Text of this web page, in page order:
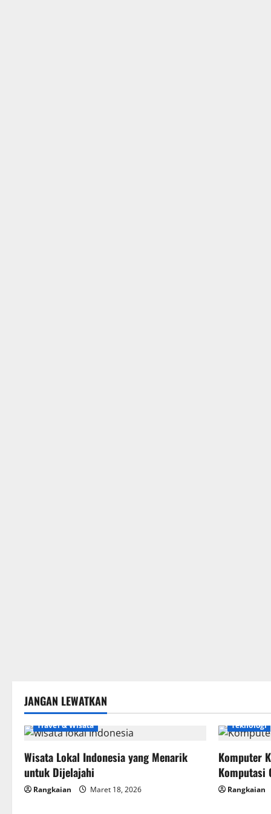
JANGAN LEWATKAN
Travel & Wisata
Wisata Lokal Indonesia yang Menarik
untuk Dijelajahi
Rangkaian Maret 18, 2026
Teknologi
Komputer
Komputasi
Rangkaian